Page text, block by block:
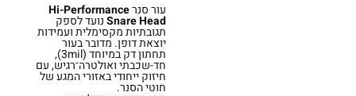
עור סנרHi-Performance
Snare Headנועד לספק
תגובתיות מקסימלית ועמידות
יוצאת דופן. מדובר בעור
תחתון דק במיוחד (3mil),
חד-שכבתי ואולטרה־רגיש, עם
חיזוק ייחודי באזורי המגע של
חוטי הסנר.